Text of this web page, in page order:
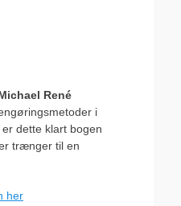
René
i
dette klart bogen
trænger til en
her